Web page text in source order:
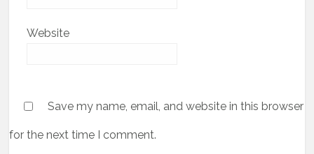
Website
Save my name, email, and website in this browser
for the next time I comment.